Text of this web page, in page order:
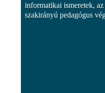
informatikai ismeretek,
szakirányú pedagógus